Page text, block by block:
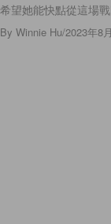
希望她能快點從這場
By Winnie Hu/2023年8